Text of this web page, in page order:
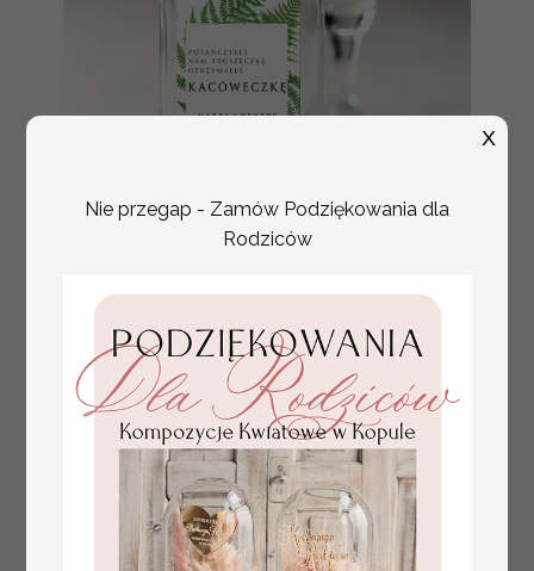
dla gości weselnych,
piersiówki z personalizacją
Promocja:
4 PLN / 4.50 PLN
Polecamy również:
Nie przegap - Zamów Podziękowania dla
Rodziców
X